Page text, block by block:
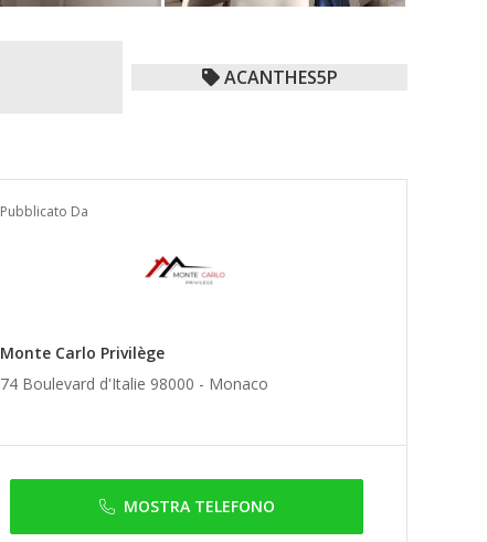
ACANTHES5P
Pubblicato Da
Monte Carlo Privilège
74 Boulevard d'Italie 98000 - Monaco
MOSTRA TELEFONO